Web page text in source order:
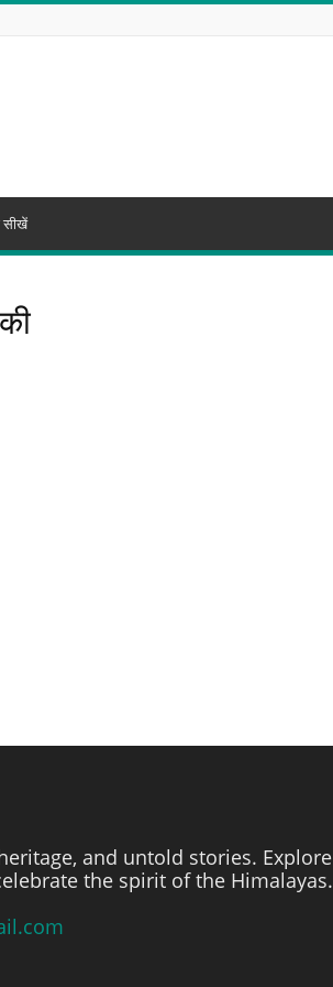
सीखें
and untold stories. Explore
the spirit of the Himalayas.